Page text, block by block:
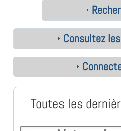
Consultez
Toutes les